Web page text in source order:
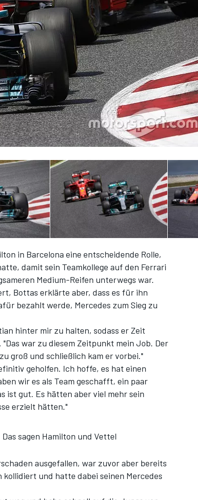
in Barcelona eine entscheidende Rolle,
damit sein Teamkollege auf den Ferrari
Medium-Reifen unterwegs war.
Bottas erklärte aber, dass es für ihn
bezahlt werde, Mercedes zum Sieg zu
hinter mir zu halten, sodass er Zeit
war zu diesem Zeitpunkt mein Job. Der
groß und schließlich kam er vorbei."
geholfen. Ich hoffe, es hat einen
wir es als Team geschafft, ein paar
ist gut. Es hätten aber viel mehr sein
erzielt hätten."
sagen Hamilton und Vettel
ausgefallen, war zuvor aber bereits
und hatte dabei seinen Mercedes